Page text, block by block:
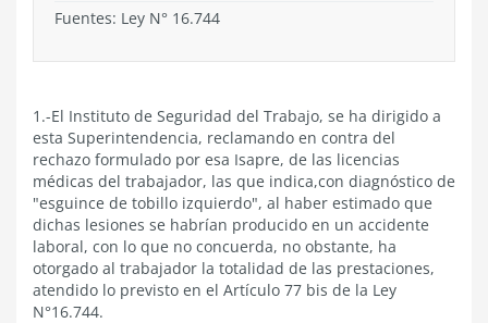
Fuentes: Ley N° 16.744
1.-El Instituto de Seguridad del Trabajo, se ha dirigido a
esta Superintendencia, reclamando en contra del
rechazo formulado por esa Isapre, de las licencias
médicas del trabajador, las que indica,con diagnóstico de
"esguince de tobillo izquierdo", al haber estimado que
dichas lesiones se habrían producido en un accidente
laboral, con lo que no concuerda, no obstante, ha
otorgado al trabajador la totalidad de las prestaciones,
atendido lo previsto en el Artículo 77 bis de la Ley
N°16.744.